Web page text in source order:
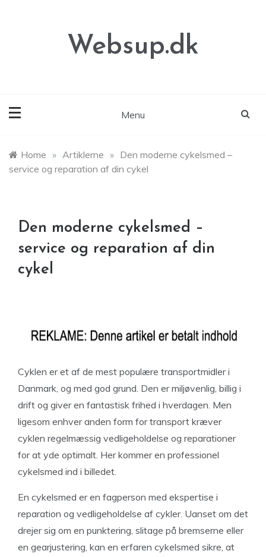
Websup.dk
Menu
Home » Artiklerne » Den moderne cykelsmed –
service og reparation af din cykel
Den moderne cykelsmed –
service og reparation af din
cykel
Cyklen er et af de mest populære transportmidler i
Danmark, og med god grund. Den er miljøvenlig, billig i
drift og giver en fantastisk frihed i hverdagen. Men
ligesom enhver anden form for transport kræver
cyklen regelmæssig vedligeholdelse og reparationer
for at yde optimalt. Her kommer en professionel
cykelsmed ind i billedet.
En cykelsmed er en fagperson med ekspertise i
reparation og vedligeholdelse af cykler. Uanset om det
drejer sig om en punktering, slitage på bremserne eller
en gearjustering, kan en erfaren cykelsmed sikre, at